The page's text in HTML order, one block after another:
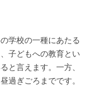
学校の一種にあたる
子どもへの教育とい
と言えます。一方、
過ぎごろまでです。